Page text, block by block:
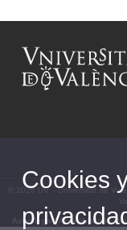
© 2026 UV. - Universitat de
Aviso legal|Accesibilidad|
Cookies